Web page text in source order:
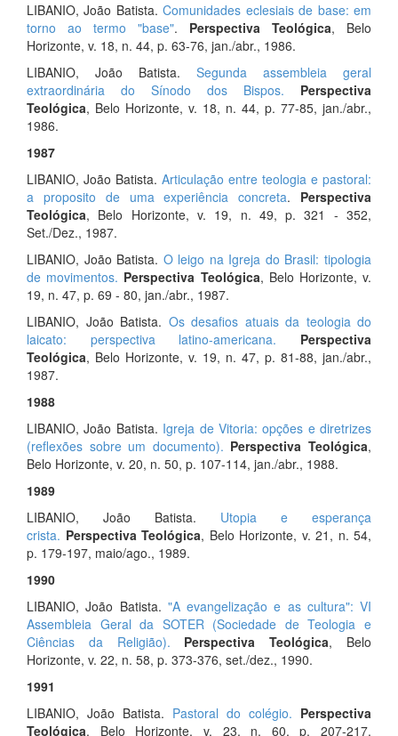
LIBANIO, João Batista. Comunidades eclesiais de base: em
torno ao termo "base". Perspectiva Teológica, Belo
Horizonte, v. 18, n. 44, p. 63-76, jan./abr., 1986.
LIBANIO, João Batista. Segunda assembleia geral
extraordinária do Sínodo dos Bispos.
Perspectiva
Teológica, Belo Horizonte, v. 18, n. 44, p. 77-85, jan./abr.,
1986.
1987
LIBANIO, João Batista. Articulação entre teologia e pastoral:
a proposito de uma experiência concreta. Perspectiva
Teológica, Belo Horizonte, v. 19, n. 49, p. 321 - 352,
Set./Dez., 1987.
LIBANIO, João Batista. O leigo na Igreja do Brasil: tipologia
de movimentos. Perspectiva Teológica, Belo Horizonte, v.
19, n. 47, p. 69 - 80, jan./abr., 1987.
LIBANIO, João Batista. Os desafios atuais da teologia do
laicato: perspectiva latino-americana.
Perspectiva
Teológica, Belo Horizonte, v. 19, n. 47, p. 81-88, jan./abr.,
1987.
1988
LIBANIO, João Batista. Igreja de Vitoria: opções e diretrizes
(reflexões sobre um documento). Perspectiva Teológica,
Belo Horizonte, v. 20, n. 50, p. 107-114, jan./abr., 1988.
1989
LIBANIO, João Batista. Utopia e esperança
crista. Perspectiva Teológica, Belo Horizonte, v. 21, n. 54,
p. 179-197, maio/ago., 1989.
1990
LIBANIO, João Batista. "A evangelização e as cultura": VI
Assembleia Geral da SOTER (Sociedade de Teologia e
Ciências da Religião).
Perspectiva Teológica, Belo
Horizonte, v. 22, n. 58, p. 373-376, set./dez., 1990.
1991
LIBANIO, João Batista. Pastoral do colégio. Perspectiva
Teológica, Belo Horizonte, v. 23, n. 60, p. 207-217,